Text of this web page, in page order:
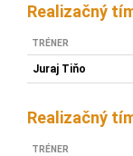
Realizačný
TRÉNER
Juraj Tiňo
Realizačný
TRÉNER